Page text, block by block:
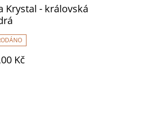
Krystal - královská
Kč